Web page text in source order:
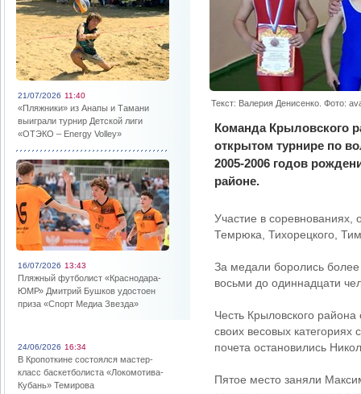
21/07/2026 11:40
«Пляжники» из Анапы и Тамани
выиграли турнир Детской лиги
«ОТЭКО – Energy Volley»
16/07/2026 13:43
Пляжный футболист «Краснодара-
ЮМР» Дмитрий Бушков удостоен
приза «Спорт Медиа Звезда»
24/06/2026 16:34
В Кропоткине состоялся мастер-
класс баскетболиста «Локомотива-
Кубань» Темирова
Текст: Валерия Денисенко. Фото:
Команда Крыловского
открытом турнире по
2005-2006 годов
районе.
Участие в соревнованиях,
Темрюка, Тихорецкого,
За медали боролись
восьми до одиннадцати
Честь Крыловского
своих весовых
почета остановились
Пятое место заняли